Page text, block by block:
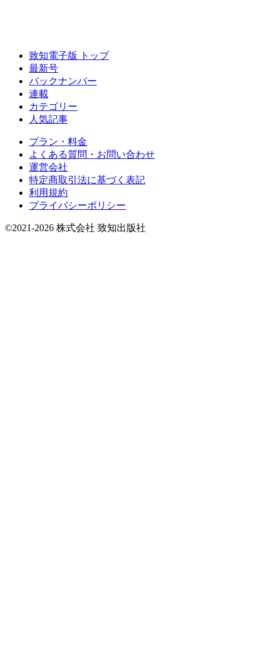
致知電子版 トップ
最新号
バックナンバー
連載
カテゴリー
人気記事
プラン・料金
よくある質問・お問い合わせ
運営会社
特定商取引法に基づく表記
利用規約
プライバシーポリシー
©2021-2026 株式会社 致知出版社